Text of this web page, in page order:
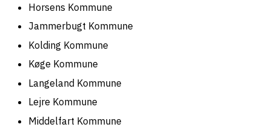
Horsens Kommune
Jammerbugt Kommune
Kolding Kommune
Køge Kommune
Langeland Kommune
Lejre Kommune
Middelfart Kommune